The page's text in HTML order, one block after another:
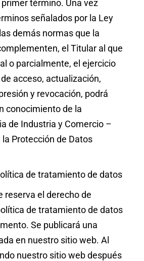
término. Una vez
señalados por la Ley
demás normas que la
el Titular al que
o parcialmente, el ejercicio
acceso, actualización,
y revocación, podrá
conocimiento de la
de Industria y Comercio –
Protección de Datos
de tratamiento de datos
reserva el derecho de
de tratamiento de datos
Se publicará una
en nuestro sitio web. Al
nuestro sitio web después